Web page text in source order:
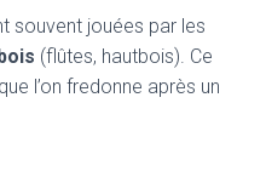
souvent jouées par les
(flûtes, hautbois). Ce
l’on fredonne après un